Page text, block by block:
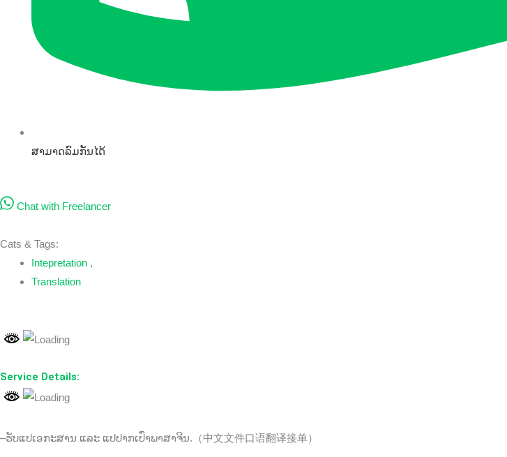
ສາມາດລົມກັນໄດ້
Chat with Freelancer
Cats & Tags:
Intepretation ,
Translation
Service Details:
–ຮັບແປເອກະສານ ແລະ ແປປາກເປົ່າພາສາຈີນ.（中文文件口语翻译接单）